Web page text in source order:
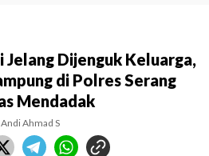
Jelang Dijenguk Keluarga,
di Polres Serang
Mendadak
Andi Ahmad S